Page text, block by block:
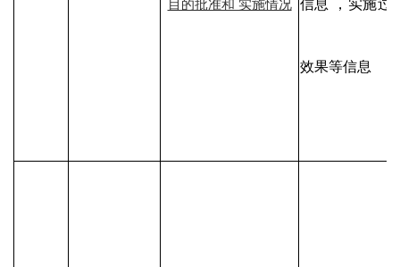
目的批准和 实施情况 信息 ，实施过
效果等信息